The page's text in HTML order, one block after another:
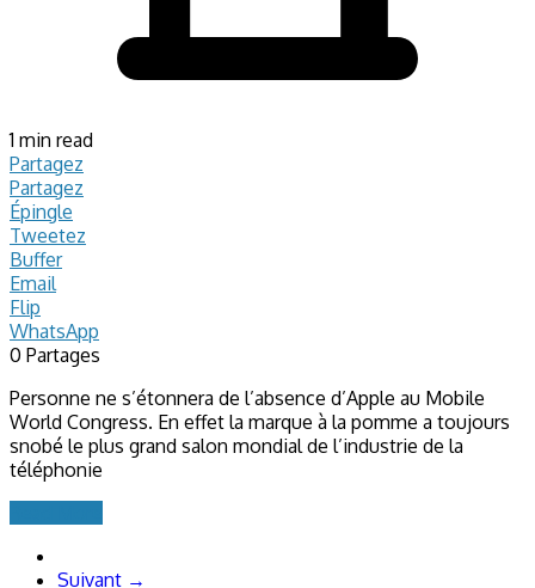
1 min read
Partagez
Partagez
Épingle
Tweetez
Buffer
Email
Flip
WhatsApp
0 Partages
Personne ne s’étonnera de l’absence d’Apple au Mobile
World Congress. En effet la marque à la pomme a toujours
snobé le plus grand salon mondial de l’industrie de la
téléphonie
Suivant →